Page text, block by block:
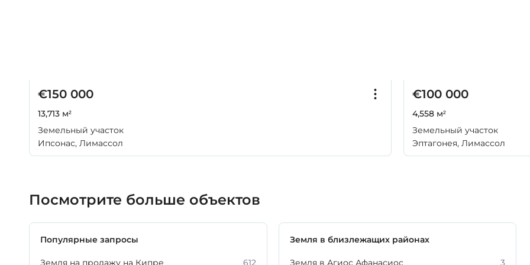
€150 000
13,713 м²
Земельный участок
Ипсонас, Лимассол
€100 000
4,558 м²
Земельный участок
Эптагонея, Лимассол
Посмотрите больше объектов
Популярные запросы
Земля на продажу на Кипре
612
Земля в близлежащих районах
Земля в Агиос Афанасиос
3